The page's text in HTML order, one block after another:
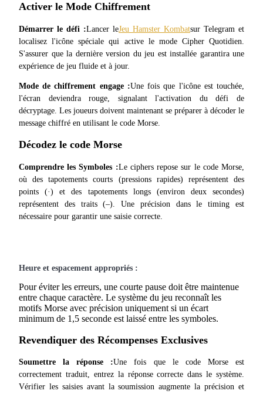
Guide
Guide de démarrage des contrats à terme
Apprenez à rester rentable
Gagner
Activer le Mode Chiffrement
Démarrer le défi :Lancer leJeu Hamster Kombatsur Telegram et
localisez l'icône spéciale qui active le mode Cipher Quotidien.
S'assurer que la dernière version du jeu est installée garantira une
expérience de jeu fluide et à jour.
Mode de chiffrement engage :Une fois que l'icône est touchée,
l'écran deviendra rouge, signalant l'activation du défi de
décryptage. Les joueurs doivent maintenant se préparer à décoder le
message chiffré en utilisant le code Morse.
Décodez le code Morse
Comprendre les Symboles :Le ciphers repose sur le code Morse,
où des tapotements courts (pressions rapides) représentent des
points (·) et des tapotements longs (environ deux secondes)
représentent des traits (–). Une précision dans le timing est
nécessaire pour garantir une saisie correcte.
Heure et espacement appropriés :
Pour éviter les erreurs, une courte pause doit être maintenue
entre chaque caractère. Le système du jeu reconnaît les
motifs Morse avec précision uniquement si un écart
minimum de 1,5 seconde est laissé entre les symboles.
Revendiquer des Récompenses Exclusives
Soumettre la réponse :Une fois que le code Morse est
correctement traduit, entrez la réponse correcte dans le système.
Vérifier les saisies avant la soumission augmente la précision et